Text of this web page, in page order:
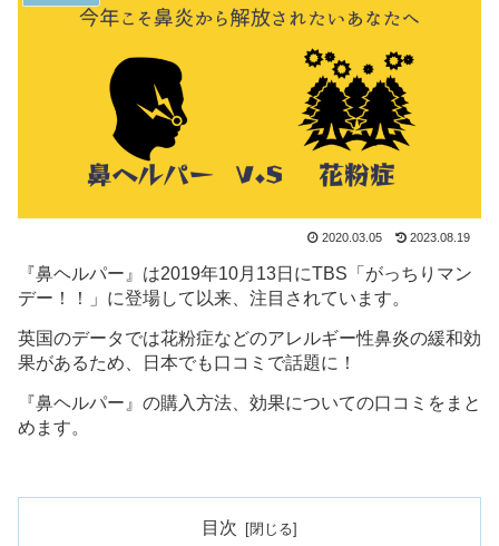
2020.03.05 2023.08.19
『鼻ヘルパー』は2019年10月13日にTBS「がっちりマン
デー！！」に登場して以来、注目されています。
英国のデータでは花粉症などのアレルギー性鼻炎の緩和効
果があるため、日本でも口コミで話題に！
『鼻ヘルパー』の購入方法、効果についての口コミをまと
めます。
目次